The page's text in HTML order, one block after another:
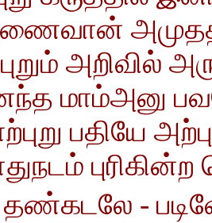
அறிவில்
மாம்அனு
பதியே
தண்கடலே -